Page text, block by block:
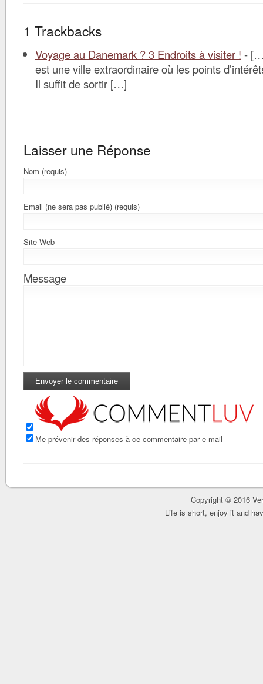
1 Trackbacks
Voyage au Danemark ? 3 Endroits à visiter ! -
est une ville extraordinaire où les points
Il suffit de sortir […]
Laisser une Réponse
Nom (requis)
Email (ne sera pas publié) (requis)
Site Web
Message
Me prévenir des réponses à ce commentaire par e-mail
Copyright © 2016
Life is short, enjoy it and